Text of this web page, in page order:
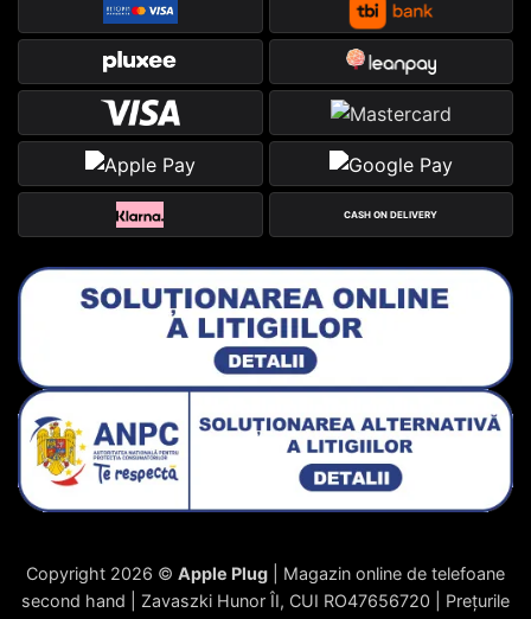
CASH ON DELIVERY
Copyright 2026 © Apple Plug | Magazin online de telefoane
second hand | Zavaszki Hunor ÎI, CUI RO47656720 | Prețurile